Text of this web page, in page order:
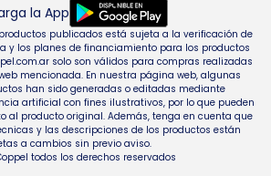
la App
publicados está sujeta a la verificación de
y los planes de financiamiento para los productos
solo son válidos para compras realizadas
mencionada. En nuestra página web, algunas
han sido generadas o editadas mediante
artificial con fines ilustrativos, por lo que pueden
al producto original. Además, tenga en cuenta que
y las descripciones de los productos están
a cambios sin previo aviso.
todos los derechos reservados